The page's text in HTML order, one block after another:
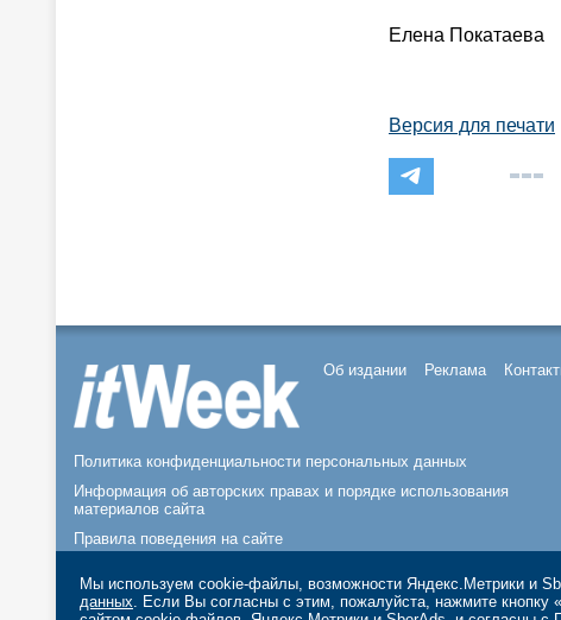
Елена Покатаева
Версия для печати
Об издании Реклама
Политика конфиденциальности персональных данных
Информация об авторских правах и порядке использования
материалов сайта
Правила поведения на сайте
Мы используем cookie-файлы, возможности Яндекс.Метрики и
данных. Если Вы согласны с этим, пожалуйста, нажмите кнопку